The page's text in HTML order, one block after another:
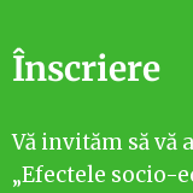
Înscriere
Vă invităm să
„Efectele socio-